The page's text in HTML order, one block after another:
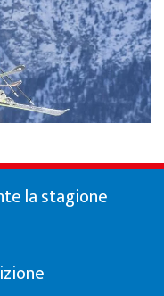
la stagione